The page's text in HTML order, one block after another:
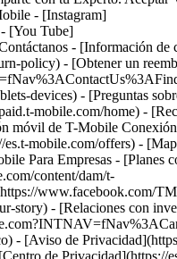
- [Instagram]
[You Tube]
- [Información de
policy) - [Obtener un
devices) - [Preguntas
mobile.com/home) -
móvil de T-Mobile
mobile.com/offers) -
Para Empresas - [Planes
content/dam/t-
www.facebook.com/
story) - [Relaciones con
- [Aviso de
de Privacidad](https://